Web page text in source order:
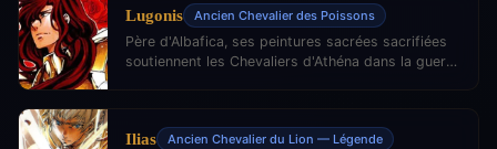
Lugonis Ancien Chevalier des Poissons
Père d'Albafica, ses peintures sacrées sacrifiées
soutiennent les Chevaliers d'Athéna dans la guerre
Ilias Ancien Chevalier du Lion — Légende